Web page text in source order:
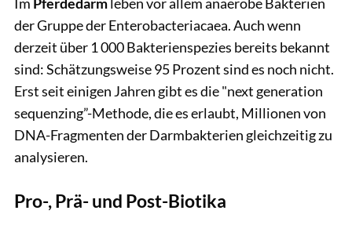
der Gruppe der Enterobacteriacaea. Auch wenn
derzeit über 1 000 Bakterienspezies bereits bekannt
sind: Schätzungsweise 95 Prozent sind es noch nicht.
Erst seit einigen Jahren gibt es die "next generation
sequenzing”-Methode, die es erlaubt, Millionen von
DNA-Fragmenten der Darmbakterien gleichzeitig zu
analysieren.
Pro-, Prä- und Post-Biotika